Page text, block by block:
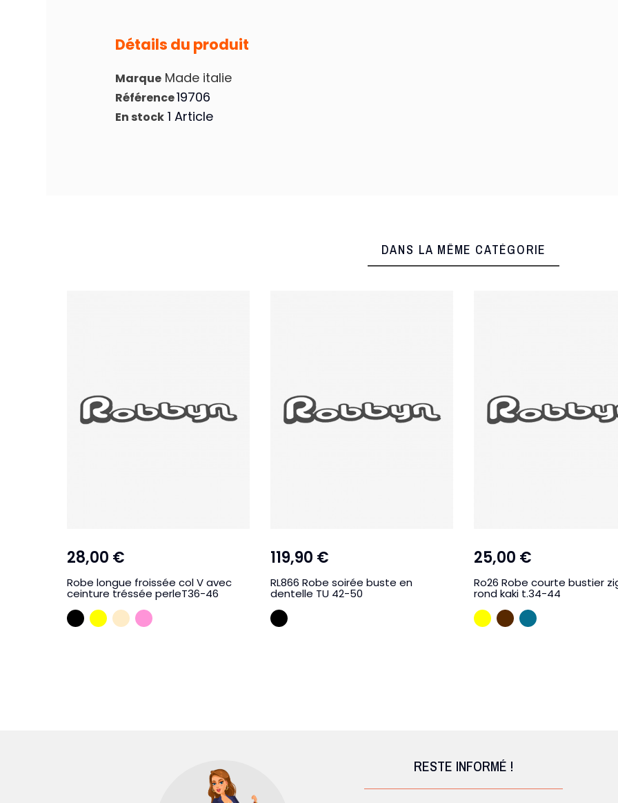
Détails du produit
Marque Made italie
Référence19706
En stock 1 Article
DANS LA MÊME CATÉGORIE
28,00 €
Robe longue froissée col V avec
ceinture tréssée perleT36-46
NOIRJAUNECREMEROSEMALABA
119,90 €
RL866 Robe soirée buste en
dentelle TU 42-50
NOIR
25,00 €
Ro26 Robe courte bustier
rond kaki t.34-44
JAUNEMARRONBLEU CANAR
RESTE INFORMÉ !